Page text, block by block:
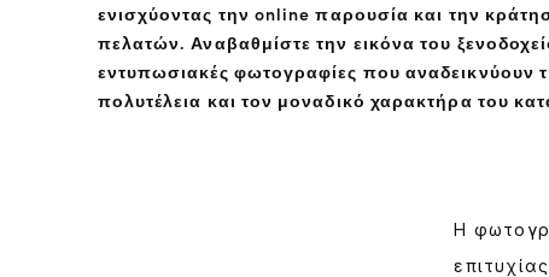
ενισχύοντας την online παρουσία και την
πελατών. Αναβαθμίστε την εικόνα του
εντυπωσιακές φωτογραφίες που αναδεικνύουν
πολυτέλεια και τον μοναδικό χαρακτήρα του
Η